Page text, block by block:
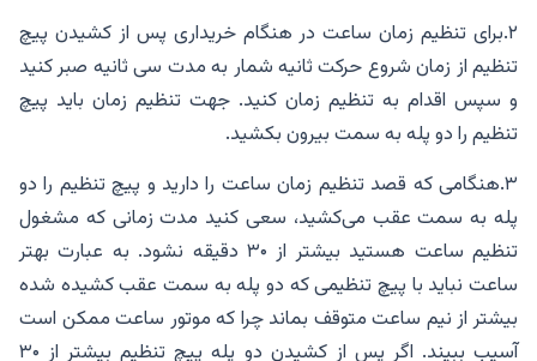
۲.برای تنظیم زمان ساعت در هنگام خریداری پس از کشیدن پیچ
تنظیم از زمان شروع حرکت ثانیه شمار به مدت سی ثانیه صبر کنید
و سپس اقدام به تنظیم زمان کنید. جهت تنظیم زمان باید پیچ
تنظیم را دو پله به سمت بیرون بکشید.
۳.هنگامی که قصد تنظیم زمان ساعت را دارید و پیچ تنظیم را دو
پله به سمت عقب می‌کشید، سعی کنید مدت زمانی که مشغول
تنظیم ساعت هستید بیشتر از ۳۰ دقیقه نشود. به عبارت بهتر
ساعت نباید با پیچ تنظیمی که دو پله به سمت عقب کشیده شده
بیشتر از نیم ساعت متوقف بماند چرا که موتور ساعت ممکن است
آسیب ببیند. اگر پس از کشیدن دو پله پیچ تنظیم بیشتر از ۳۰